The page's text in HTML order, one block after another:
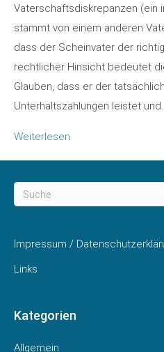
Vaterschaftsdiskrepanzen (ein
stammt von einem anderen
dass der Scheinvater der
rechtlicher Hinsicht bedeutet
Glauben, dass er der
Unterhaltszahlungen leistet
Weiterlesen
Impressum /
Links
Kategorien
Allgemein